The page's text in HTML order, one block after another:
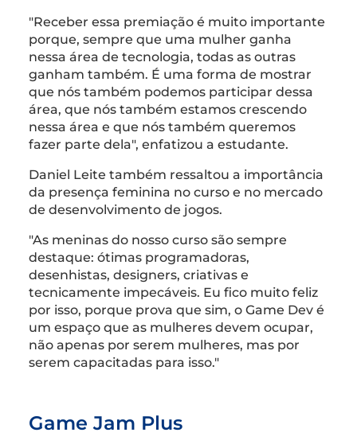
"Receber essa premiação é muito importante
porque, sempre que uma mulher ganha
nessa área de tecnologia, todas as outras
ganham também. É uma forma de mostrar
que nós também podemos participar dessa
área, que nós também estamos crescendo
nessa área e que nós também queremos
fazer parte dela", enfatizou a estudante.
Daniel Leite também ressaltou a importância
da presença feminina no curso e no mercado
de desenvolvimento de jogos.
"As meninas do nosso curso são sempre
destaque: ótimas programadoras,
desenhistas, designers, criativas e
tecnicamente impecáveis. Eu fico muito feliz
por isso, porque prova que sim, o Game Dev é
um espaço que as mulheres devem ocupar,
não apenas por serem mulheres, mas por
serem capacitadas para isso."
Game Jam Plus